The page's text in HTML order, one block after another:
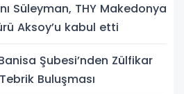
Süleyman, THY Makedonya
Aksoy’u kabul etti
Şubesi’nden Zülfikar
Buluşması